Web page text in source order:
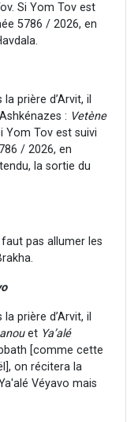
Si Yom Tov est
5786 / 2026, en
prière d’Arvit, il
: Vetène
Yom Tov est suivi
/ 2026, en
la sortie du
pas allumer les
prière d’Arvit, il
et Ya’alé
[comme cette
on récitera la
Véyavo mais